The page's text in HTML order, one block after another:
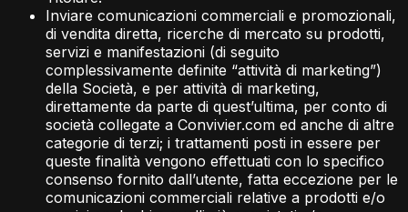
Inviare comunicazioni commerciali e promozionali,
di vendita diretta, ricerche di mercato su prodotti,
servizi e manifestazioni (di seguito
complessivamente definite “attività di marketing”)
della Società, e per attività di marketing,
direttamente da parte di quest’ultima, per conto di
società collegate a Convivier.com ed anche di altre
categorie di terzi; i trattamenti posti in essere per
queste finalità vengono effettuati con lo specifico
consenso fornito dall’utente, fatta eccezione per le
comunicazioni commerciali relative a prodotti e/o